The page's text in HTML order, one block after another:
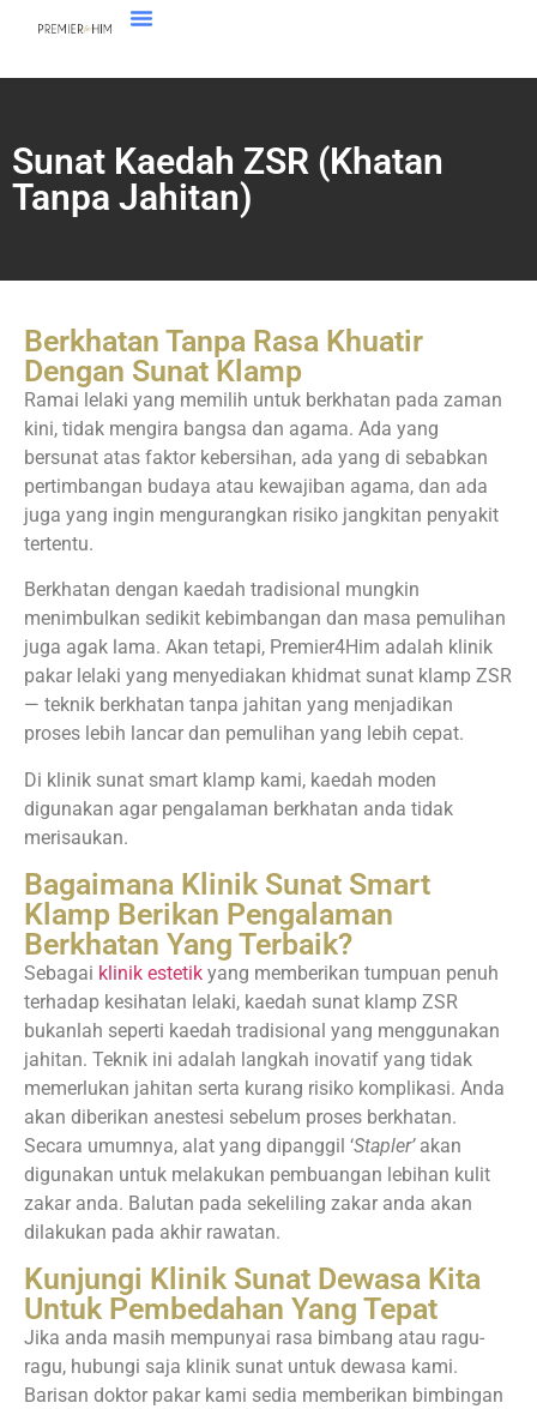
Sunat Kaedah ZSR (Khatan
Tanpa Jahitan)
Berkhatan Tanpa Rasa Khuatir
Dengan Sunat Klamp
Ramai lelaki yang memilih untuk berkhatan pada zaman
kini, tidak mengira bangsa dan agama. Ada yang
bersunat atas faktor kebersihan, ada yang di sebabkan
pertimbangan budaya atau kewajiban agama, dan ada
juga yang ingin mengurangkan risiko jangkitan penyakit
tertentu.
Berkhatan dengan kaedah tradisional mungkin
menimbulkan sedikit kebimbangan dan masa pemulihan
juga agak lama. Akan tetapi, Premier4Him adalah klinik
pakar lelaki yang menyediakan khidmat sunat klamp ZSR
— teknik berkhatan tanpa jahitan yang menjadikan
proses lebih lancar dan pemulihan yang lebih cepat.
Di klinik sunat smart klamp kami, kaedah moden
digunakan agar pengalaman berkhatan anda tidak
merisaukan.
Bagaimana Klinik Sunat Smart
Klamp Berikan Pengalaman
Berkhatan Yang Terbaik?
Sebagai klinik estetik yang memberikan tumpuan penuh
terhadap kesihatan lelaki, kaedah sunat klamp ZSR
bukanlah seperti kaedah tradisional yang menggunakan
jahitan. Teknik ini adalah langkah inovatif yang tidak
memerlukan jahitan serta kurang risiko komplikasi. Anda
akan diberikan anestesi sebelum proses berkhatan.
Secara umumnya, alat yang dipanggil ‘Stapler’akan
digunakan untuk melakukan pembuangan lebihan kulit
zakar anda. Balutan pada sekeliling zakar anda akan
dilakukan pada akhir rawatan.
Kunjungi Klinik Sunat Dewasa Kita
Untuk Pembedahan Yang Tepat
Jika anda masih mempunyai rasa bimbang atau ragu-
ragu, hubungi saja klinik sunat untuk dewasa kami.
Barisan doktor pakar kami sedia memberikan bimbingan